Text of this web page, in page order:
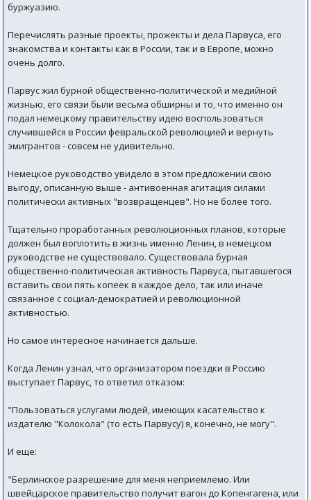
буржуазию.
Перечислять разные проекты, прожекты и дела Парвуса, его
знакомства и контакты как в России, так и в Европе, можно
очень долго.
Парвус жил бурной общественно-политической и медийной
жизнью, его связи были весьма обширны и то, что именно он
подал немецкому правительству идею воспользоваться
случившейся в России февральской революцией и вернуть
эмигрантов - совсем не удивительно.
Немецкое руководство увидело в этом предложении свою
выгоду, описанную выше - антивоенная агитация силами
политически активных "возвращенцев". Но не более того.
Тщательно проработанных революционных планов, которые
должен был воплотить в жизнь именно Ленин, в немецком
руководстве не существовало. Существовала бурная
общественно-политическая активность Парвуса, пытавшегося
вставить свои пять копеек в каждое дело, так или иначе
связанное с социал-демократией и революционной
активностью.
Но самое интересное начинается дальше.
Когда Ленин узнал, что организатором поездки в Россию
выступает Парвус, то ответил отказом:
"Пользоваться услугами людей, имеющих касательство к
издателю "Колокола" (то есть Парвусу) я, конечно, не могу".
И еще:
"Берлинское разрешение для меня неприемлемо. Или
швейцарское правительство получит вагон до Копенгагена, или